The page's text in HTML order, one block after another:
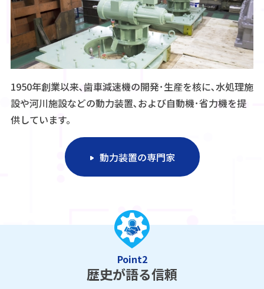
1950年創業以来､歯車減速機の開発･生産を核に､水処理施
設や河川施設などの動力装置､および自動機･省力機を提
供しています。
動力装置の専門家
Point2
歴史が語る信頼